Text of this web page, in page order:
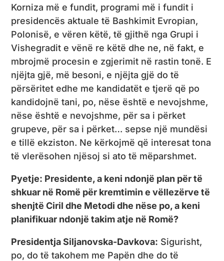
Korniza më e fundit, programi më i fundit i
presidencës aktuale të Bashkimit Evropian,
Polonisë, e vëren këtë, të gjithë nga Grupi i
Vishegradit e vënë re këtë dhe ne, në fakt, e
mbrojmë procesin e zgjerimit në rastin tonë. E
njëjta gjë, më besoni, e njëjta gjë do të
përsëritet edhe me kandidatët e tjerë që po
kandidojnë tani, po, nëse është e nevojshme,
nëse është e nevojshme, për sa i përket
grupeve, për sa i përket… sepse një mundësi
e tillë ekziston. Ne kërkojmë që interesat tona
të vlerësohen njësoj si ato të mëparshmet.
Pyetje: Presidente, a keni ndonjë plan për të
shkuar në Romë për kremtimin e vëllezërve të
shenjtë Ciril dhe Metodi dhe nëse po, a keni
planifikuar ndonjë takim atje në Romë?
Presidentja Siljanovska-Davkova: Sigurisht,
po, do të takohem me Papën dhe do të